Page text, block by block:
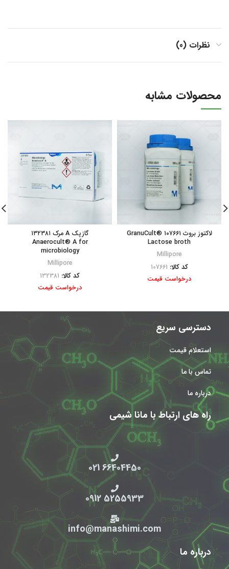
نظرات (0)
محصولات مشابه
لاکتوز بروث ۱۰۷۶۶۱ GranuCult®
Lactose broth
Millipore
کد کالا: 107661
درخواست قیمت
گازپک A مرک ۱۳۲۳۸۱
Anaerocult® A for
microbiology
Millipore
کد کالا: 132381
درخواست قیمت
دسترسی سریع
استعلام قیمت
تماس با ما
درباره ما
راه های ارتباط با مانا شیمی
66404450 021
5255933 0912
info@manashimi.com
درباره ما